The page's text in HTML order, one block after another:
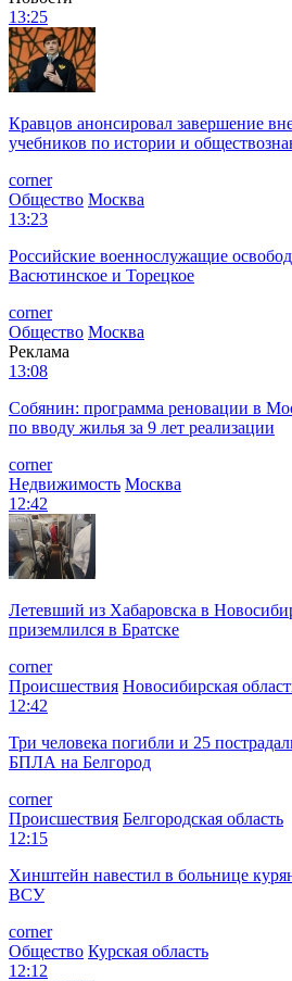
13:25
Кравцов анонсировал завершение
учебников по истории и
corner
Общество Москва
13:23
Российские военнослужащие
Васютинское и Торецкое
corner
Общество Москва
Реклама
13:08
Собянин: программа реновации в
по вводу жилья за 9 лет реализации
corner
Недвижимость Москва
12:42
Летевший из Хабаровска в
приземлился в Братске
corner
Происшествия Новосибирская
12:42
Три человека погибли и 25
БПЛА на Белгород
corner
Происшествия Белгородская область
12:15
Хинштейн навестил в больнице
ВСУ
corner
Общество Курская область
12:12